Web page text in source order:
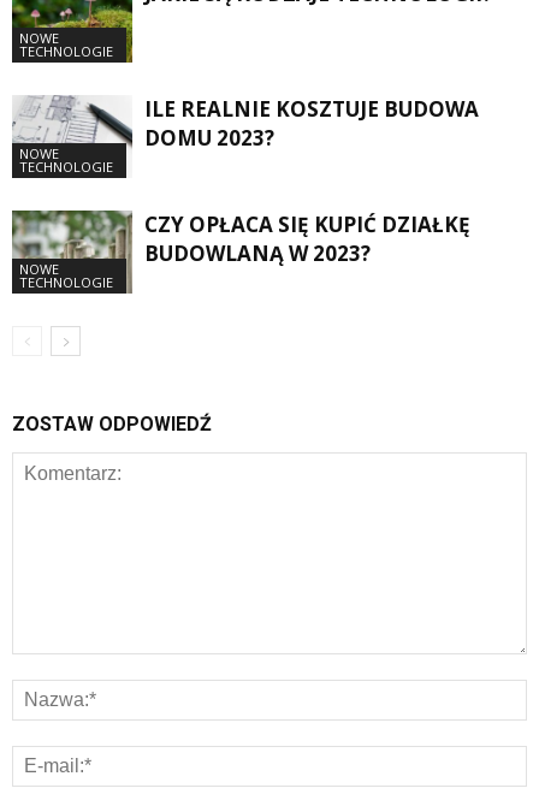
NOWE
TECHNOLOGIE
NOWE
TECHNOLOGIE
ILE REALNIE KOSZTUJE BUDOWA
DOMU 2023?
NOWE
TECHNOLOGIE
CZY OPŁACA SIĘ KUPIĆ DZIAŁKĘ
BUDOWLANĄ W 2023?
ZOSTAW ODPOWIEDŹ